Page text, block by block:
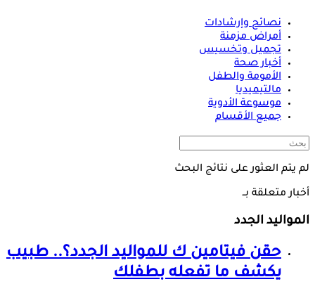
نصائح وإرشادات
أمراض مزمنة
تجميل وتخسيس
أخبار صحة
الأمومة والطفل
مالتيميديا
موسوعة الأدوية
جميع الأقسام
لم يتم العثور على نتائج البحث
أخبار متعلقة بــ
المواليد الجدد
حقن فيتامين ك للمواليد الجدد؟.. طبيب
يكشف ما تفعله بطفلك